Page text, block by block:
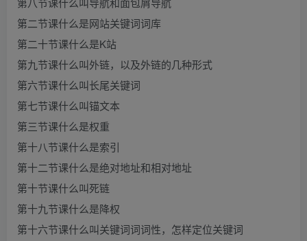
第二节课什么是网站关键词词库
第二十节课什么是K站
第九节课什么叫外链，以及外链的几种形式
第六节课什么叫长尾关键词
第七节课什么叫锚文本
第三节课什么是权重
第十八节课什么是索引
第十二节课什么是绝对地址和相对地址
第十节课什么叫死链
第十九节课什么是降权
第十六节课什么叫关键词词词性，怎样定位关键词